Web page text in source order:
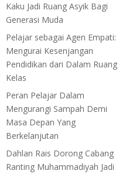
Kaku Jadi Ruang Asyik Bagi
Generasi Muda
Pelajar sebagai Agen Empati:
Mengurai Kesenjangan
Pendidikan dari Dalam Ruang
Kelas
Peran Pelajar Dalam
Mengurangi Sampah Demi
Masa Depan Yang
Berkelanjutan
Dahlan Rais Dorong Cabang
Ranting Muhammadiyah Jadi